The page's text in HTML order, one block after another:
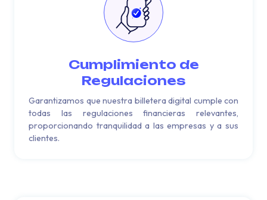
Cumplimiento de
Regulaciones
Garantizamos que nuestra billetera digital cumple con
todas las regulaciones financieras relevantes,
proporcionando tranquilidad a las empresas y a sus
clientes.